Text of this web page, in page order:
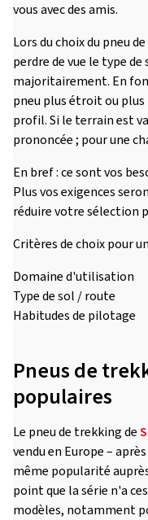
vous avec des amis.
Lors du choix du pneu
perdre de vue le type
majoritairement. En
pneu plus étroit ou
profil. Si le terrain est
prononcée ; pour une
En bref : ce sont vos
Plus vos exigences
réduire votre sélection
Critères de choix pour
Domaine d'utilisation
Type de sol / route
Habitudes de pilotage
Pneus de
populaires
Le pneu de trekking de
vendu en Europe –
même popularité
point que la série n'a
modèles, notamment